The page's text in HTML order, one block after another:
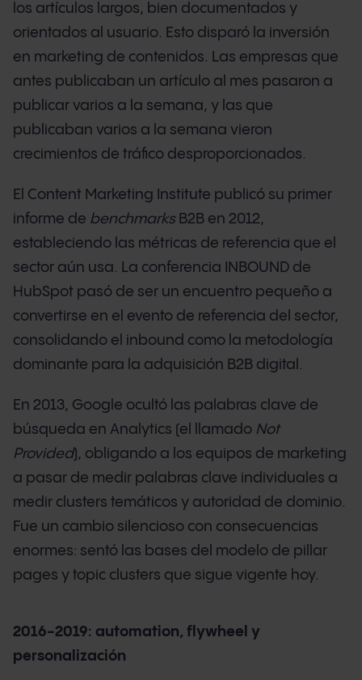
los artículos largos, bien documentados y
orientados al usuario. Esto disparó la inversión
en marketing de contenidos. Las empresas que
antes publicaban un artículo al mes pasaron a
publicar varios a la semana, y las que
publicaban varios a la semana vieron
crecimientos de tráfico desproporcionados.
El Content Marketing Institute publicó su primer
informe de benchmarksB2B en 2012,
estableciendo las métricas de referencia que el
sector aún usa. La conferencia INBOUND de
HubSpot pasó de ser un encuentro pequeño a
convertirse en el evento de referencia del sector,
consolidando el inbound como la metodología
dominante para la adquisición B2B digital.
En 2013, Google ocultó las palabras clave de
búsqueda en Analytics (el llamado Not
Provided), obligando a los equipos de marketing
a pasar de medir palabras clave individuales a
medir clusters temáticos y autoridad de dominio.
Fue un cambio silencioso con consecuencias
enormes: sentó las bases del modelo de pillar
pages y topic clusters que sigue vigente hoy.
2016-2019: automation, flywheel y
personalización